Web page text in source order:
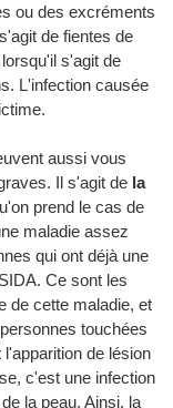
ou des excréments
de fientes de
s'agit de
L'infection causée
aussi vous
Il s'agit de la
prend le cas de
maladie assez
qui ont déjà une
Ce sont les
de cette maladie, et
touchées
de lésion
c'est une infection
la peau. Ainsi, la